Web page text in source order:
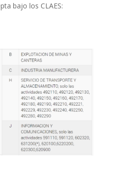
bajo los CLAES: